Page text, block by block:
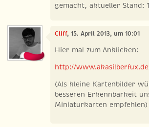
gemacht, aktueller Stand:
Cliff, 15. April 2013, um 10:01
Hier mal zum Anklicken:
http://
(Als kleine Kartenbilder
besseren Erkennbarkeit
Miniaturkarten empfehlen)